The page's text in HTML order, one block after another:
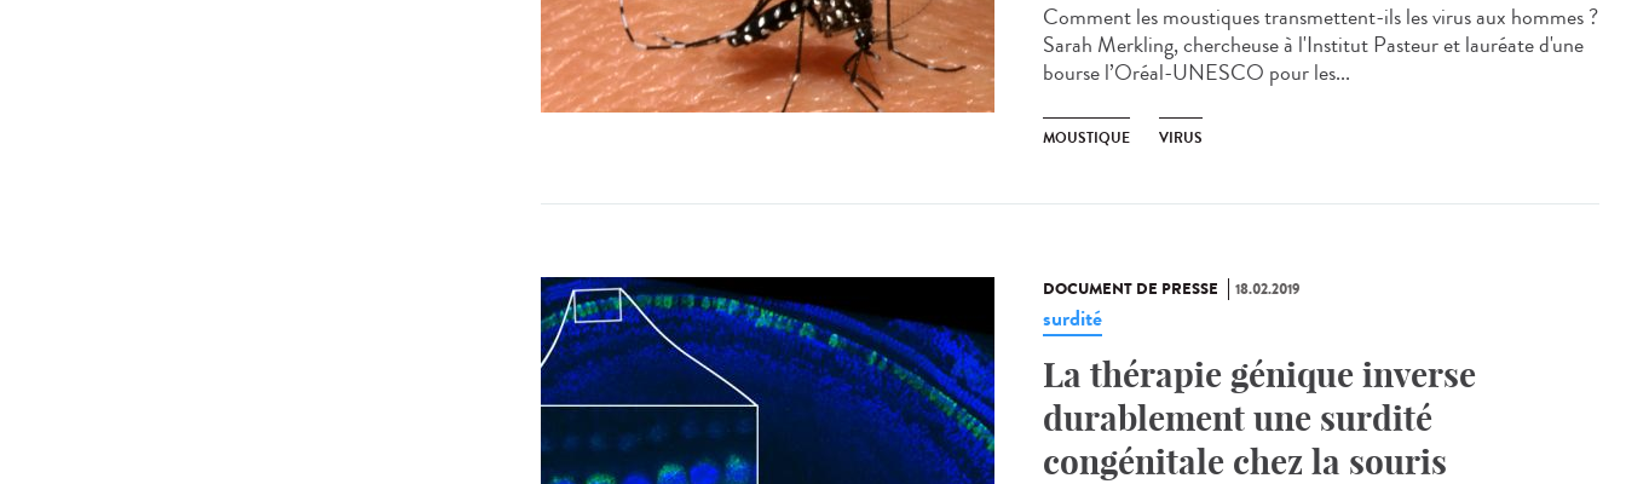
Comment les moustiques transmettent-ils les virus aux hommes ?
Sarah Merkling, chercheuse à l'Institut Pasteur et lauréate d'une
bourse l’Oréal-UNESCO pour les...
MOUSTIQUE VIRUS
DOCUMENT DE PRESSE 18.02.2019
surdité
La thérapie génique inverse
durablement une surdité
congénitale chez la souris